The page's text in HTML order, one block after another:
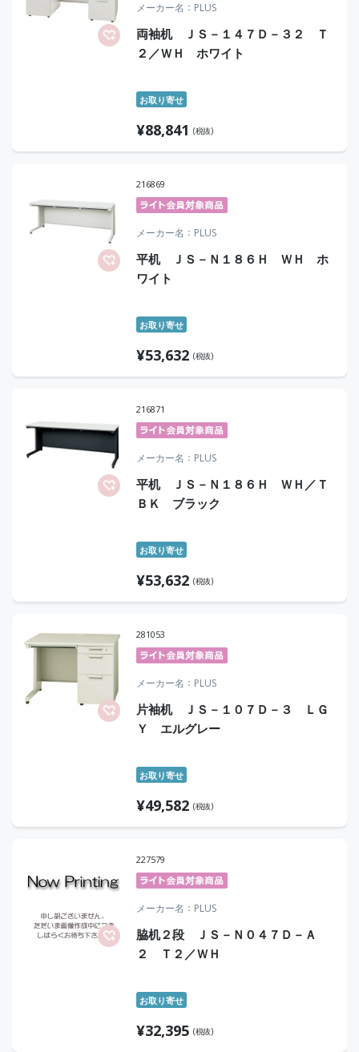
メーカー名 PLUS
両袖机 ＪＳ－１４７Ｄ－３２ Ｔ
２／ＷＨ ホワイト
お取り寄せ
¥88,841 (税抜)
216869
メーカー名 PLUS
平机 ＪＳ－Ｎ１８６Ｈ ＷＨ ホ
ワイト
お取り寄せ
¥53,632 (税抜)
216871
メーカー名 PLUS
平机 ＪＳ－Ｎ１８６Ｈ ＷＨ／Ｔ
ＢＫ ブラック
お取り寄せ
¥53,632 (税抜)
281053
メーカー名 PLUS
片袖机 ＪＳ－１０７Ｄ－３ ＬＧ
Ｙ エルグレー
お取り寄せ
¥49,582 (税抜)
227579
メーカー名 PLUS
脇机２段 ＪＳ－Ｎ０４７Ｄ－Ａ
２ Ｔ２／ＷＨ
お取り寄せ
¥32,395 (税抜)